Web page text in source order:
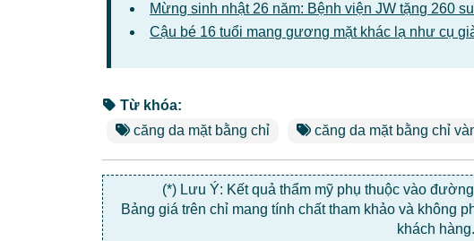
Mừng sinh nhật 26 năm: Bệnh viện JW tặng 260
Cậu bé 16 tuổi mang gương mặt khác lạ như cụ
Từ khóa:
căng da mặt bằng chỉ
căng da mặt bằng chỉ
(*) Lưu Ý: Kết quả thẩm mỹ phụ thuộc vào
Bảng giá trên chỉ mang tính chất tham khảo và không
khách hàng.